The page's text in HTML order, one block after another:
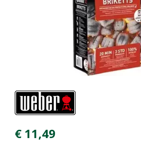
€ 11,49